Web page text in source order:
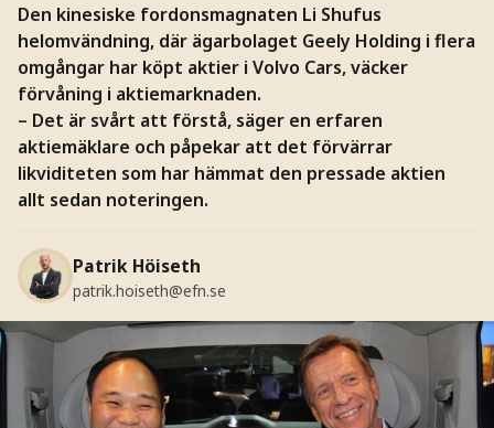
Den kinesiske fordonsmagnaten Li Shufus
helomvändning, där ägarbolaget Geely Holding i flera
omgångar har köpt aktier i Volvo Cars, väcker
förvåning i aktiemarknaden.
– Det är svårt att förstå, säger en erfaren
aktiemäklare och påpekar att det förvärrar
likviditeten som har hämmat den pressade aktien
allt sedan noteringen.
Patrik Höiseth
patrik.hoiseth@efn.se